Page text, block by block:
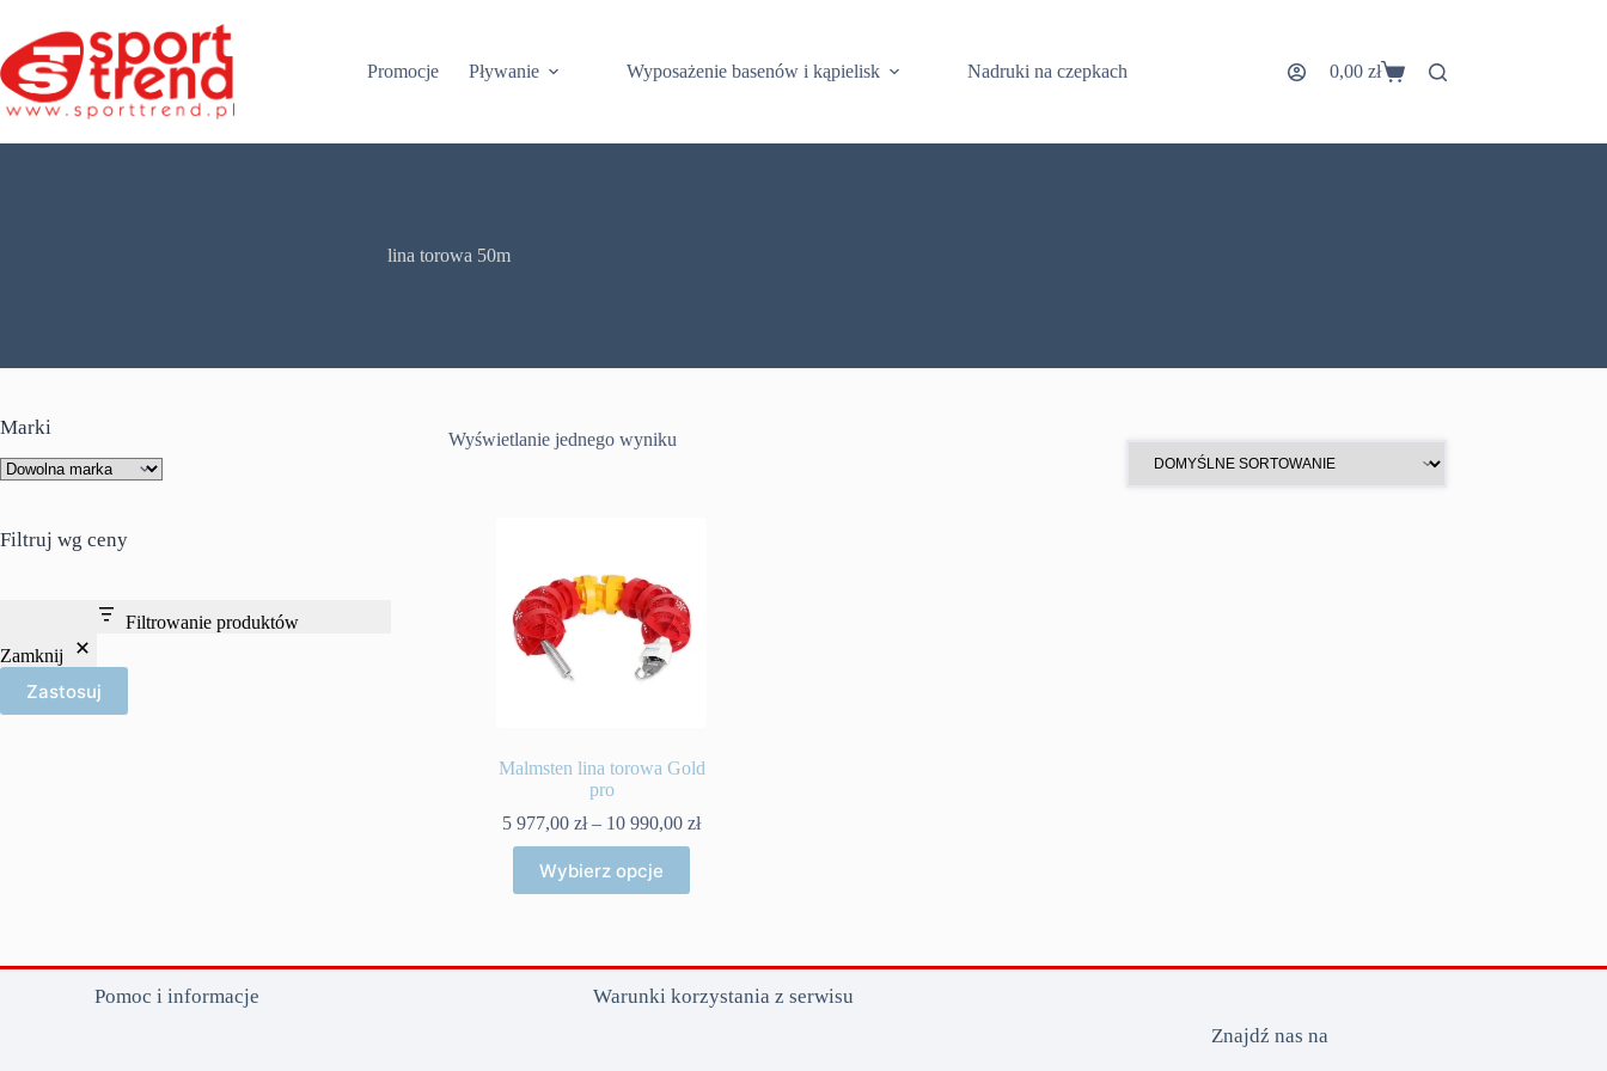
treści
Promocje
Pływanie Wyposażenie basenów i kąpielisk Nadruki na czepkach Koszyk
0,00 zł
lina torowa 50m
Wyświetlanie jednego wyniku
Malmsten lina torowa Gold
pro
5 977,00zł – 10 990,00złZakres
990,00 zł
Wybierz opcje
produkt
ma
Opcje
można
wybrać
Marki
Filtruj wg ceny
Filtrowanie produktów
Zamknij
Zastosuj
Pomoc i informacje
Warunki korzystania z serwisu
Znajdź nas na